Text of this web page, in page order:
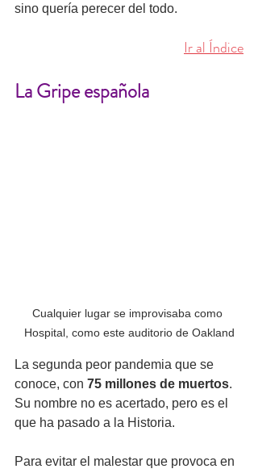
sino quería perecer del todo.
Ir al Índice
La Gripe española
Cualquier lugar se improvisaba como
Hospital, como este auditorio de Oakland
La segunda peor pandemia que se
conoce, con 75 millones de muertos.
Su nombre no es acertado, pero es el
que ha pasado a la Historia.
Para evitar el malestar que provoca en